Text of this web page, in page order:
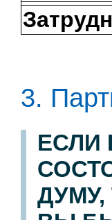
3.
ЕСЛИ